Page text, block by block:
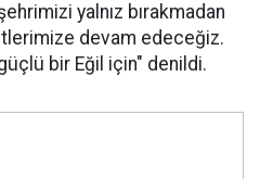
yalnız bırakmadan
devam edeceğiz.
bir Eğil için" denildi.